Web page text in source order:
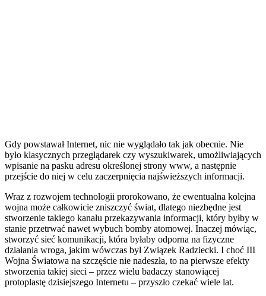
Gdy powstawał Internet, nic nie wyglądało tak jak obecnie. Nie
było klasycznych przeglądarek czy wyszukiwarek, umożliwiających
wpisanie na pasku adresu określonej strony www, a następnie
przejście do niej w celu zaczerpnięcia najświeższych informacji.
Wraz z rozwojem technologii prorokowano, że ewentualna kolejna
wojna może całkowicie zniszczyć świat, dlatego niezbędne jest
stworzenie takiego kanału przekazywania informacji, który byłby w
stanie przetrwać nawet wybuch bomby atomowej. Inaczej mówiąc,
stworzyć sieć komunikacji, która byłaby odporna na fizyczne
działania wroga, jakim wówczas był Związek Radziecki. I choć III
Wojna Światowa na szczęście nie nadeszła, to na pierwsze efekty
stworzenia takiej sieci – przez wielu badaczy stanowiącej
protoplastę dzisiejszego Internetu – przyszło czekać wiele lat.